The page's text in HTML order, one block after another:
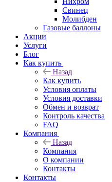
Свинец
Молибден
Газовые баллоны
Акции
Услуги
Блог
Как купить
Назад
Как купить
Условия оплаты
Условия доставки
Обмен и возврат
Контроль качества
FAQ
Компания
Назад
Компания
О компании
Контакты
Контакты